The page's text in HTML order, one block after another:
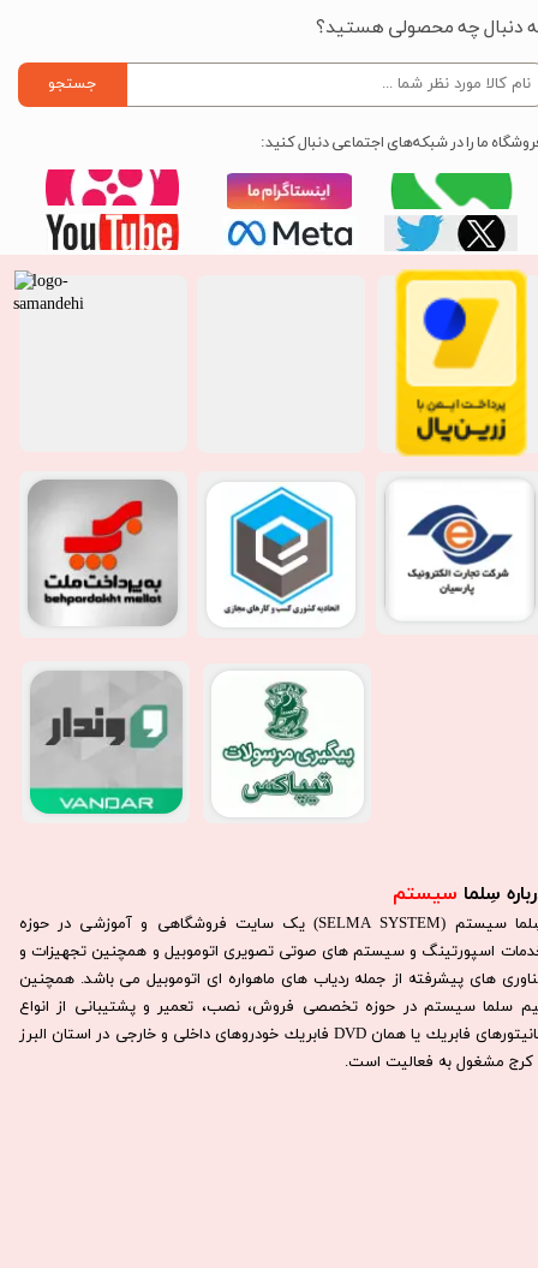
سِلما سیستم​​​​​​​
سِلما سيستم (SELMA SYSTEM) یک سایت فروشگاهی و آموزشی در حوزه
اسپورتینگ و سیستم های صوتی تصویری اتوموبیل و همچنین تجهیزات و
های پیشرفته از جمله ردیاب های ماهواره ای اتوموبیل می باشد. همچنين
سلما سيستم در حوزه تخصصی فروش، نصب، تعمير و پشتيبانی از انواع
مانيتورهای فابريك يا همان DVD فابريك خودروهای داخلی و خارجی در استان البرز
كرج مشغول به فعاليت است.​​​​​​​
دنبال چه محصولی هستید؟
جستجو
ما را در شبکه‌های اجتماعی دنبال کنید: